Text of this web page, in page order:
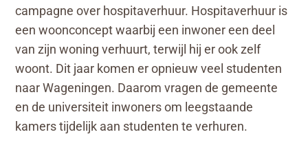
campagne over hospitaverhuur. Hospitaverhuur is
een woonconcept waarbij een inwoner een deel
van zijn woning verhuurt, terwijl hij er ook zelf
woont. Dit jaar komen er opnieuw veel studenten
naar Wageningen. Daarom vragen de gemeente
en de universiteit inwoners om leegstaande
kamers tijdelijk aan studenten te verhuren.